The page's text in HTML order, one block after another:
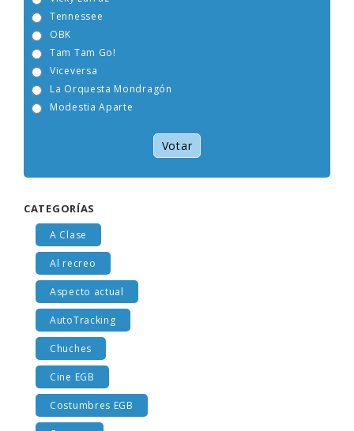
Vicky Larraz
La Orquesta Mondragón
Modestia Aparte
Votar
A Clase
Al recreo
Aspecto actual
AutoTracking
Chuches
Cine EGB
Costumbres EGB